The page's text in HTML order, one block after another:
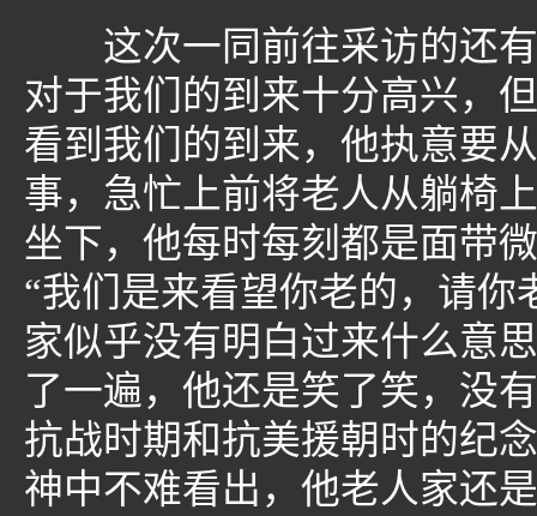
这次一同前往采访的还有
对于我们的到来十分高兴，
看到我们的到来，他执意要
事，急忙上前将老人从躺椅
坐下，他每时每刻都是面带
“我们是来看望你老的，请
家似乎没有明白过来什么意
了一遍，他还是笑了笑，没
抗战时期和抗美援朝时的纪
神中不难看出，他老人家还